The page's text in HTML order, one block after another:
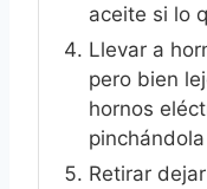
aceite si lo
Llevar a
pero bien
hornos
Retirar